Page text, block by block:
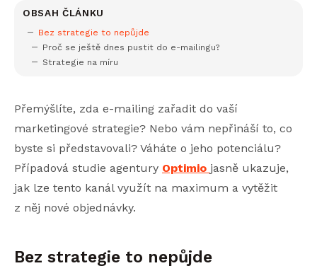
OBSAH ČLÁNKU
Bez strategie to nepůjde
Proč se ještě dnes pustit do e-mailingu?
Strategie na míru
Přemýšlíte, zda e-mailing zařadit do vaší
marketingové strategie? Nebo vám nepřináší to, co
byste si představovali? Váháte o jeho potenciálu?
Případová studie agentury Optimio jasně ukazuje,
jak lze tento kanál využít na maximum a vytěžit
z něj nové objednávky.
Bez strategie to nepůjde